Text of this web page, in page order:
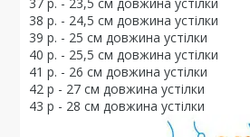
38 р. - 24,5 см довжина устілки
39 р. - 25 см довжина устілки
40 р. - 25,5 см довжина устілки
41 р. - 26 см довжина устілки
42 р - 27 см довжина устілки
43 р - 28 см довжина устілки